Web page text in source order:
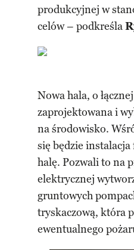
produkcyjnej w
celów – podkreśla
Nowa hala, o
zaprojektowana i
na środowisko.
się będzie
halę. Pozwali to na
elektrycznej
gruntowych
tryskaczową, która
ewentualnego